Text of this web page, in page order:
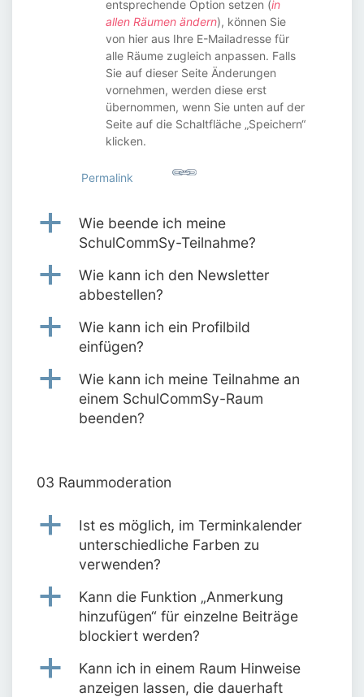
entsprechende Option setzen (in
allen Räumen ändern), können Sie
von hier aus Ihre E-Mailadresse für
alle Räume zugleich anpassen. Falls
Sie auf dieser Seite Änderungen
vornehmen, werden diese erst
übernommen, wenn Sie unten auf der
Seite auf die Schaltfläche „Speichern“
klicken.
Permalink
a
Wie beende ich meine
SchulCommSy-Teilnahme?
a
Wie kann ich den Newsletter
abbestellen?
a
Wie kann ich ein Profilbild
einfügen?
a
Wie kann ich meine Teilnahme an
einem SchulCommSy-Raum
beenden?
03 Raummoderation
a
Ist es möglich, im Terminkalender
unterschiedliche Farben zu
verwenden?
a
Kann die Funktion „Anmerkung
hinzufügen“ für einzelne Beiträge
blockiert werden?
a
Kann ich in einem Raum Hinweise
anzeigen lassen, die dauerhaft